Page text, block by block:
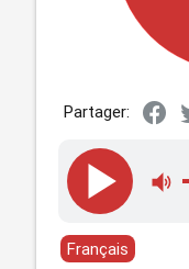
Partager:
Français